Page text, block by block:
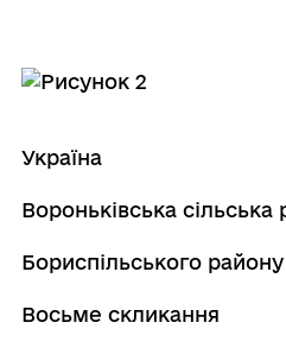
Україна
Вороньківська сільська
Бориспільського району
Восьме скликання